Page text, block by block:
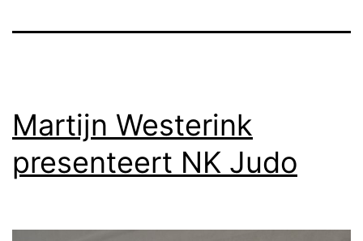
Martijn Westerink
presenteert NK Judo